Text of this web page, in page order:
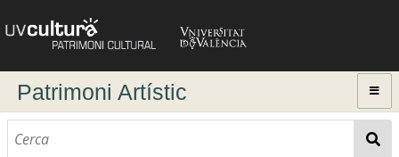
Patrimoni Artístic